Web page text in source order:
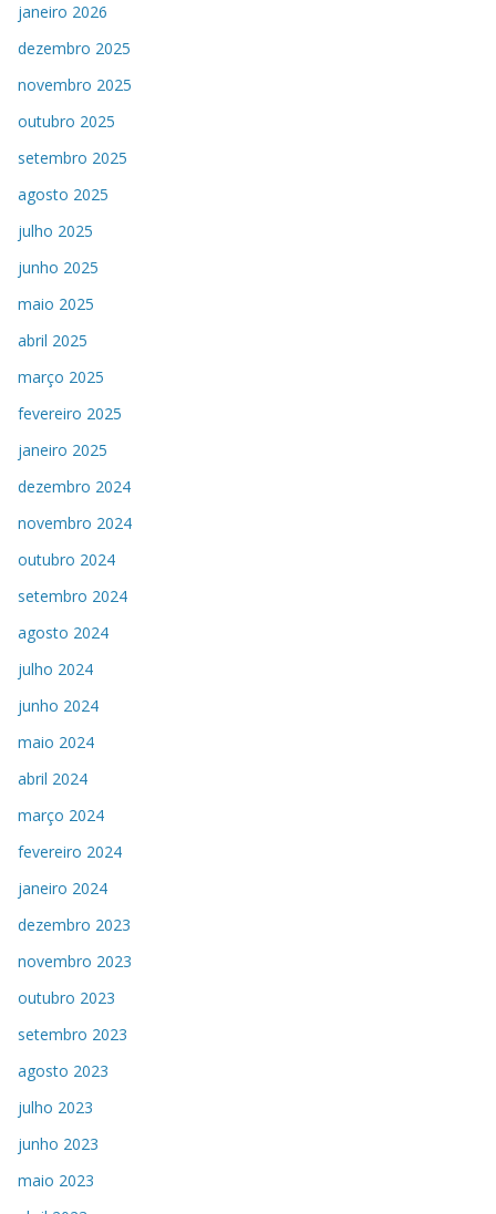
janeiro 2026
dezembro 2025
novembro 2025
outubro 2025
setembro 2025
agosto 2025
julho 2025
junho 2025
maio 2025
abril 2025
março 2025
fevereiro 2025
janeiro 2025
dezembro 2024
novembro 2024
outubro 2024
setembro 2024
agosto 2024
julho 2024
junho 2024
maio 2024
abril 2024
março 2024
fevereiro 2024
janeiro 2024
dezembro 2023
novembro 2023
outubro 2023
setembro 2023
agosto 2023
julho 2023
junho 2023
maio 2023